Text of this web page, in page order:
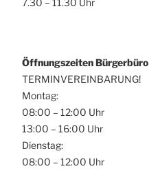
Öffnungszeiten Bürgerbüro
TERMINVEREINBARUNG!
Montag:
08:00 – 12:00 Uhr
13:00 – 16:00 Uhr
Dienstag:
08:00 – 12:00 Uhr